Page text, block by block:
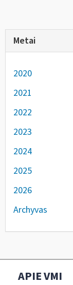
Metai
2020
2021
2022
2023
2024
2025
2026
Archyvas
APIE VMI